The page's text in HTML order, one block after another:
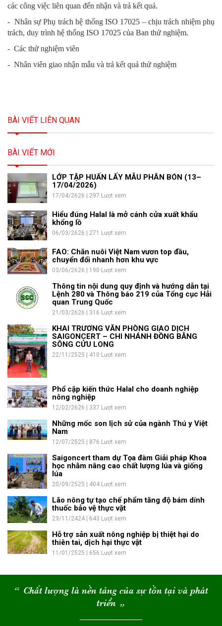
các công việc liên quan đến nhận và trả kết quả.
- Nhân sự Phụ trách hệ thống ISO 17025 – chịu trách nhiệm phụ
trách, duy trình hệ thống ISO 17025 của Ban thử nghiệm.
- Các thử nghiệm viên
- Nhân viên giao nhận mẫu và trả kết quả thử nghiệm
BÀI VIẾT LIÊN QUAN
BÀI VIẾT MỚI
LỚP TẬP HUẤN LẤY MẪU PHÂN BÓN (13–
17/04/2026)
17/04/2626 | 297 Lượt xem
Hiểu đúng Halal là mở cánh cửa xuất khẩu
khổng lồ
06/03/2626 | 271 Lượt xem
FAO: Chăn nuôi Việt Nam vươn top đầu,
chuyển đổi nhanh hơn khu vực
03/06/2626 | 190 Lượt xem
Thông tin nội dung quy định và hướng dẫn tại
Lệnh 280 và Thông báo 219 của Tổng cục Hải
quan Trung Quốc
21/03/2626 | 316 Lượt xem
KHAI TRƯƠNG VĂN PHÒNG GIAO DỊCH
SAIGONCERT – CHI NHÁNH ĐỒNG BẰNG
SÔNG CỬU LONG
22/11/2525 | 410 Lượt xem
Phổ cập kiến thức Halal cho doanh nghiệp
nông nghiệp
12/02/2626 | 337 Lượt xem
Những mốc son lịch sử của ngành Thú y Việt
Nam
12/07/2525 | 876 Lượt xem
Saigoncert tham dự Tọa đàm Giải pháp Khoa
học nhằm nâng cao chất lượng lúa và giống
lúa
20/09/2525 | 404 Lượt xem
Lão nông tự tạo chế phẩm tăng độ bám dính
thuốc bảo vệ thực vật
23/11/2424 | 643 Lượt xem
Hỗ trợ sản xuất nông nghiệp bị thiệt hại do
thiên tai, dịch hại thực vật
11/01/2525 | 656 Lượt xem
“ Chất lượng là nền tảng của sự tồn tại và phát
triển “